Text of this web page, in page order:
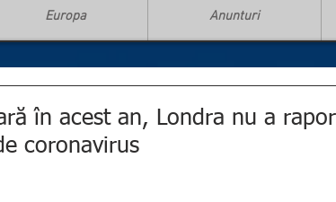
Europa Anunturi
în acest an, Londra nu a
coronavirus